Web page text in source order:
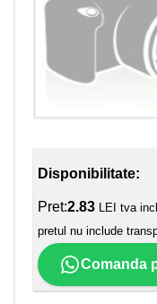
Disponibilitate:
Pret:2.83 LEI tva
pretul nu include
Comanda